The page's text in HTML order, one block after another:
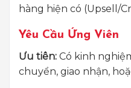
hàng hiện có (Upsell/
Yêu Cầu Ứng Viên
Ưu tiên: Có kinh
chuyển, giao nhận,